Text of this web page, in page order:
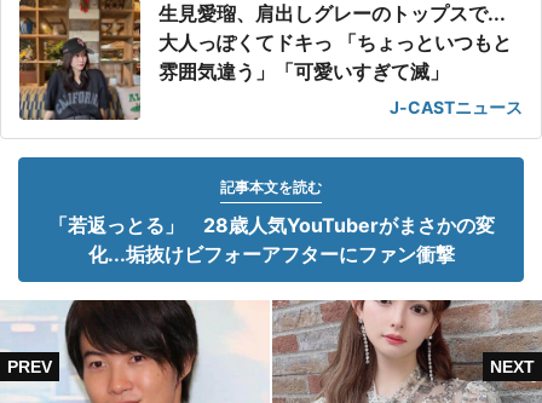
生見愛瑠、肩出しグレーのトップスで...
大人っぽくてドキっ 「ちょっといつもと
雰囲気違う」「可愛いすぎて滅」
J-CASTニュース
記事本文を読む
「若返っとる」 28歳人気YouTuberがまさかの変
化...垢抜けビフォーアフターにファン衝撃